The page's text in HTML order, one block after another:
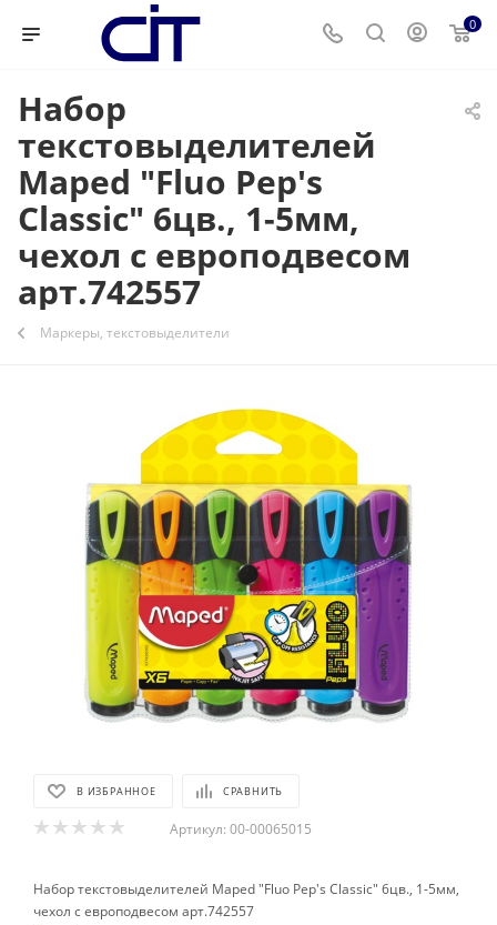
0
Набор
текстовыделителей
Maped "Fluo Pep's
Classic" 6цв., 1-5мм,
чехол с европодвесом
арт.742557
Маркеры, текстовыделители
В ИЗБРАННОЕ СРАВНИТЬ
Артикул: 00-00065015
Набор текстовыделителей Maped "Fluo Pep's Classic" 6цв., 1-5мм,
чехол с европодвесом арт.742557